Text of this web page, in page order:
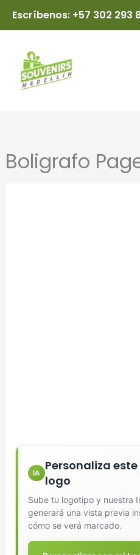
Escríbenos: +57 302 293
Boligrafo
IA
Personaliza
logo
Sube tu logotipo y nuestra
generará una vista previa
cómo se verá marcado.